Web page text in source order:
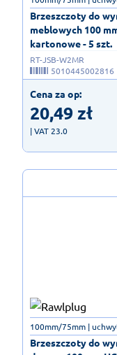
Brzeszczoty do
meblowych 100
kartonowe - 5 szt.
RT-JSB-W2MR
5010445002816
Cena za op:
20,49zł
| VAT 23.0
Brzeszczoty do
100mm/75mm |